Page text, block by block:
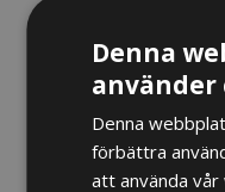
RÖR
kr
Hårdhet
Denna
använder
Denna
förbättra
att använda